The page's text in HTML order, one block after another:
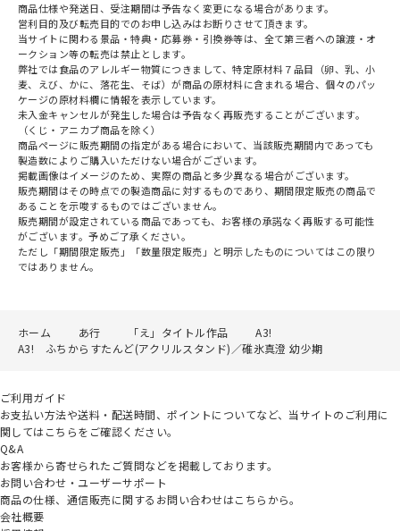
商品仕様や発送日、受注期間は予告なく変更になる場合があります。
営利目的及び転売目的でのお申し込みはお断りさせて頂きます。
当サイトに関わる景品・特典・応募券・引換券等は、全て第三者への譲渡・オ
ークション等の転売は禁止とします。
弊社では食品のアレルギー物質につきまして、特定原材料７品目（卵、乳、小
麦、えび、かに、落花生、そば）が商品の原材料に含まれる場合、個々のパッ
ケージの原材料欄に情報を表示しています。
未入金キャンセルが発生した場合は予告なく再販売することがございます。
（くじ・アニカプ商品を除く）
商品ページに販売期間の指定がある場合において、当該販売期間内であっても
製造数によりご購入いただけない場合がございます。
掲載画像はイメージのため、実際の商品と多少異なる場合がございます。
販売期間はその時点での製造商品に対するものであり、期間限定販売の商品で
あることを示唆するものではございません。
販売期間が設定されている商品であっても、お客様の承諾なく再販する可能性
がございます。予めご了承ください。
ただし「期間限定販売」「数量限定販売」と明示したものについてはこの限り
ではありません。
ホーム あ行 「え」タイトル作品
A3!
A3! ふちからすたんど(アクリルスタンド)／碓氷真澄 幼少期
ご利用ガイド
お支払い方法や送料・配送時間、ポイントについてなど、当サイトのご利用に
関してはこちらをご確認ください。
Q&A
お客様から寄せられたご質問などを掲載しております。
お問い合わせ・ユーザーサポート
商品の仕様、通信販売に関するお問い合わせはこちらから。
会社概要